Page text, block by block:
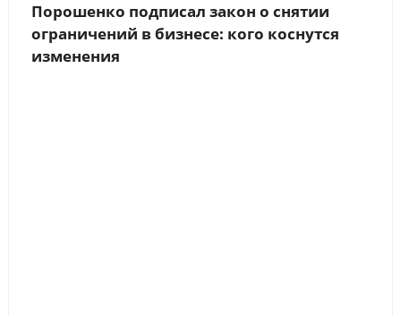
Порошенко подписал закон о снятии
ограничений в бизнесе: кого коснутся
изменения